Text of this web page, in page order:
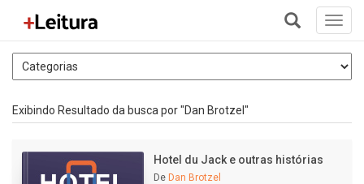
+
Exibindo Resultado da busca por "Dan Brotzel"
Hotel du Jack e outras histórias
De Dan Brotzel